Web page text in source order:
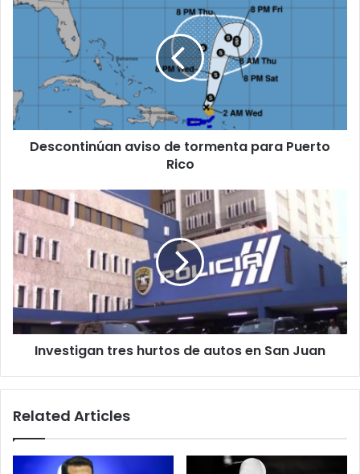
aviso
Rico
Descontinúan aviso de tormenta para Puerto
Rico
Investigan
tres
hurtos
de
autos
en
San
Juan
Investigan tres hurtos de autos en San Juan
Related Articles